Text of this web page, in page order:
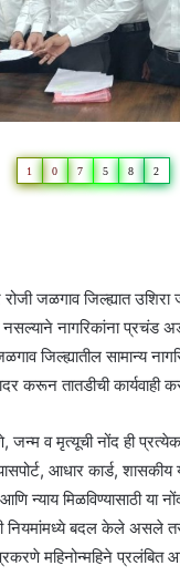
1 0 7 5 8 2
जळगाव जिल्ह्यात उशिरा
नसल्याने नागरिकांना प्रचंड
जिल्ह्यातील सामान्य
करून तातडीची कार्यवाही
जन्म व मृत्यूची नोंद ही
आधार कार्ड, शासकीय
न्याय मिळविण्यासाठी या
नियमांमध्ये बदल केले असले
महिनोन्महिने प्रलंबित